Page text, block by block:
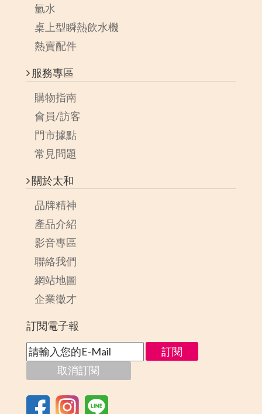
氫水
桌上型瞬熱飲水機
熱賣配件
服務專區
購物指南
會員/訪客
門市據點
常見問題
關於太和
品牌精神
產品介紹
影音專區
聯絡我們
網站地圖
企業徵才
訂閱電子報